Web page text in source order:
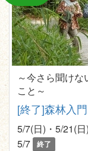
～今さら聞け
こと～
[終了]森林入
5/7(日)・5/21(
5/7
終了